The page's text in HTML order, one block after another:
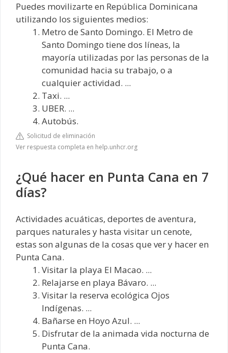
Puedes movilizarte en República Dominicana
utilizando los siguientes medios:
Metro de Santo Domingo. El Metro de
Santo Domingo tiene dos líneas, la
mayoría utilizadas por las personas de la
comunidad hacia su trabajo, o a
cualquier actividad. ...
Taxi. ...
UBER. ...
Autobús.
Solicitud de eliminación
Ver respuesta completa en help.unhcr.org
¿Qué hacer en Punta Cana en 7
días?
Actividades acuáticas, deportes de aventura,
parques naturales y hasta visitar un cenote,
estas son algunas de la cosas que ver y hacer en
Punta Cana.
Visitar la playa El Macao. ...
Relajarse en playa Bávaro. ...
Visitar la reserva ecológica Ojos
Indígenas. ...
Bañarse en Hoyo Azul. ...
Disfrutar de la animada vida nocturna de
Punta Cana.